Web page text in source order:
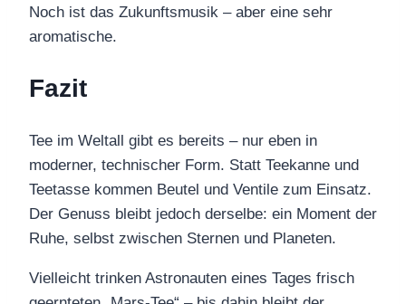
Noch ist das Zukunftsmusik – aber eine sehr
aromatische.
Fazit
Tee im Weltall gibt es bereits – nur eben in
moderner, technischer Form. Statt Teekanne und
Teetasse kommen Beutel und Ventile zum Einsatz.
Der Genuss bleibt jedoch derselbe: ein Moment der
Ruhe, selbst zwischen Sternen und Planeten.
Vielleicht trinken Astronauten eines Tages frisch